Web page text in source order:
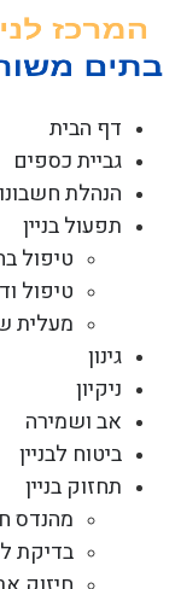
דף הבית
גביית כספים
הנהלת
תפעול בניין
טיפול
טיפול
מעלית
גינון
ניקיון
אב ושמירה
ביטוח לבניין
תחזוק בניין
מהנדס
בדיקת